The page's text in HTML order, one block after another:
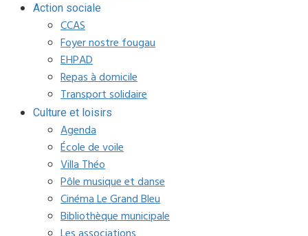
Action sociale
CCAS
Foyer nostre fougau
EHPAD
Repas à domicile
Transport solidaire
Culture et loisirs
Agenda
École de voile
Villa Théo
Pôle musique et danse
Cinéma Le Grand Bleu
Bibliothèque municipale